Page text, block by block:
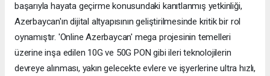
başarıyla hayata geçirme konusundaki kanıtlanmış yetkinliği,
Azerbaycan'ın dijital altyapısının geliştirilmesinde kritik bir rol
oynamıştır. 'Online Azerbaycan' mega projesinin temelleri
üzerine inşa edilen 10G ve 50G PON gibi ileri teknolojilerin
devreye alınması, yakın gelecekte evlere ve işyerlerine ultra hızlı,